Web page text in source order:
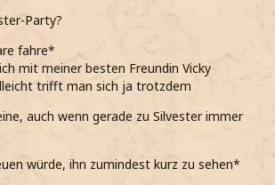
Party?
fahre*
mit meiner besten Freundin Vicky
trifft man sich ja trotzdem
auch wenn gerade zu Silvester immer
würde, ihn zumindest kurz zu sehen*